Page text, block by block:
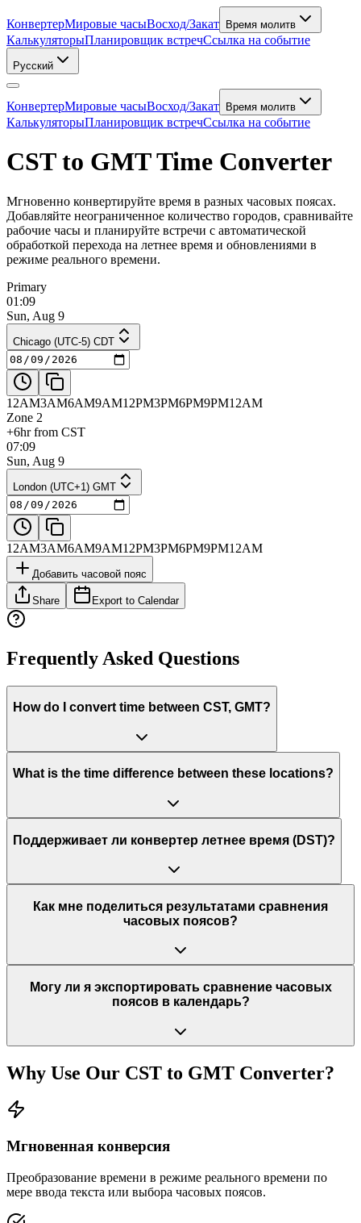
КонвертерМировые часыВосход/Закат Время молитв
КалькуляторыПланировщик встречСсылка на событие
Русский
КонвертерМировые часыВосход/Закат Время молитв
КалькуляторыПланировщик встречСсылка на событие
CST to GMT Time Converter
Мгновенно конвертируйте время в разных часовых поясах.
Добавляйте неограниченное количество городов, сравнивайте
рабочие часы и планируйте встречи с автоматической
обработкой перехода на летнее время и обновлениями в
режиме реального времени.
Primary
01:09
Sun, Aug 9
Chicago (UTC-5) CDT
12AM3AM6AM9AM12PM3PM6PM9PM12AM
Zone 2
+6hr from CST
07:09
Sun, Aug 9
London (UTC+1) GMT
12AM3AM6AM9AM12PM3PM6PM9PM12AM
Добавить часовой пояс
Share Export to Calendar
Frequently Asked Questions
How do I convert time between CST, GMT?
What is the time difference between these locations?
Поддерживает ли конвертер летнее время (DST)?
Как мне поделиться результатами сравнения
часовых поясов?
Могу ли я экспортировать сравнение часовых
поясов в календарь?
Why Use Our CST to GMT Converter?
Мгновенная конверсия
Преобразование времени в режиме реального времени по
мере ввода текста или выбора часовых поясов.